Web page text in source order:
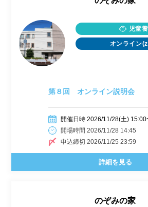
児童
オンライン
第８回 オンライン説明会
開催日時 2026/11/28(土)
開場時間 2026/11/28 14:45
申込締切 2026/11/25 23:59
詳細を見る
のぞみの家